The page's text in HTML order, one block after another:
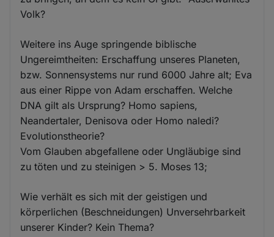
Volk?
Weitere ins Auge springende biblische
Ungereimtheiten: Erschaffung unseres Planeten,
bzw. Sonnensystems nur rund 6000 Jahre alt; Eva
aus einer Rippe von Adam erschaffen. Welche
DNA gilt als Ursprung? Homo sapiens,
Neandertaler, Denisova oder Homo naledi?
Evolutionstheorie?
Vom Glauben abgefallene oder Ungläubige sind
zu töten und zu steinigen > 5. Moses 13;
Wie verhält es sich mit der geistigen und
körperlichen (Beschneidungen) Unversehrbarkeit
unserer Kinder? Kein Thema?